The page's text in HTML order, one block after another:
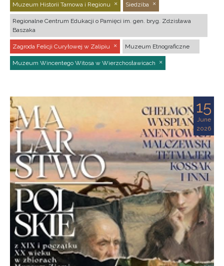
Muzeum Historii Tarnowa i Regionu Siedziba
Regionalne Centrum Edukacji o Pamięci im. gen. bryg. Zdzisława
Baszaka
Zagroda Felicji Curyłowej w Zalipiu Muzeum Etnograficzne
Muzeum Wincentego Witosa w Wierzchosławicach
15
June
2026